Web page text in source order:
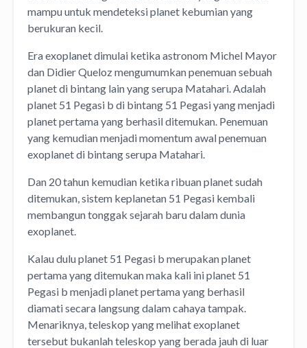
mampu untuk mendeteksi planet kebumian yang
berukuran kecil.
Era exoplanet dimulai ketika astronom Michel Mayor
dan Didier Queloz mengumumkan penemuan sebuah
planet di bintang lain yang serupa Matahari. Adalah
planet 51 Pegasi b di bintang 51 Pegasi yang menjadi
planet pertama yang berhasil ditemukan. Penemuan
yang kemudian menjadi momentum awal penemuan
exoplanet di bintang serupa Matahari.
Dan 20 tahun kemudian ketika ribuan planet sudah
ditemukan, sistem keplanetan 51 Pegasi kembali
membangun tonggak sejarah baru dalam dunia
exoplanet.
Kalau dulu planet 51 Pegasi b merupakan planet
pertama yang ditemukan maka kali ini planet 51
Pegasi b menjadi planet pertama yang berhasil
diamati secara langsung dalam cahaya tampak.
Menariknya, teleskop yang melihat exoplanet
tersebut bukanlah teleskop yang berada jauh di luar